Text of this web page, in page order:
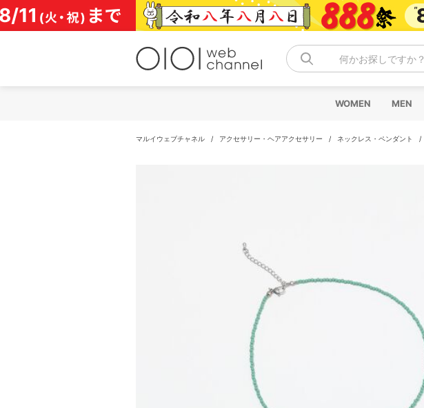
コ
ン
テ
何かお探しですか？
WOMEN MEN
マルイウェブチャネル / アクセサリー・ヘアアクセサリー / ネックレス・ペンダント /